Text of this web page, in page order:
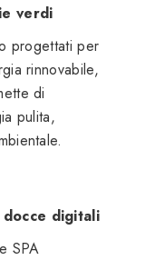
verdi
progettati per
rinnovabile,
di
pulita,
digitali
SPA